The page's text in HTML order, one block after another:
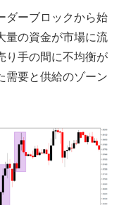
ダーブロックから始
量の資金が市場に流
り手の間に不均衡が
需要と供給のゾーン